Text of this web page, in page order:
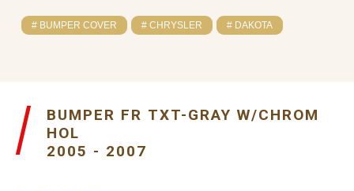
# BUMPER COVER # CHRYSLER # DAKOTA
BUMPER FR TXT-GRAY W/CHROM
HOL
2005 - 2007